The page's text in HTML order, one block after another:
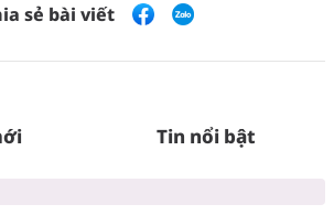
sẻ bài viết
Tin nổi bật